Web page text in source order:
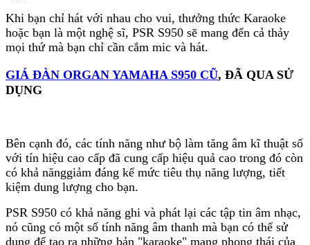
Khi bạn chỉ hát với nhau cho vui, thưởng thức Karaoke
hoặc bạn là một nghệ sĩ, PSR S950 sẽ mang đến cả thảy
mọi thứ mà bạn chỉ cần cắm mic và hát.
GIÁ ĐÀN ORGAN YAMAHA S950 CŨ, ĐÃ QUA SỬ
DỤNG
Bên cạnh đó, các tính năng như bộ làm tăng âm kĩ thuật số
với tín hiệu cao cấp đã cung cấp hiệu quả cao trong đó còn
có khả nănggiảm đáng kể mức tiêu thụ năng lượng, tiết
kiệm dung lượng cho bạn.
PSR S950 có khả năng ghi và phát lại các tập tin âm nhạc,
nó cũng có một số tính năng âm thanh mà bạn có thể sử
dụng để tạo ra những bản "karaoke" mang phong thái của